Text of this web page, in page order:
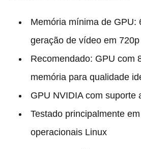
Memória mínima de GPU:
geração de vídeo em 720p
Recomendado: GPU com
memória para qualidade
GPU NVIDIA com suporte
Testado principalmente
operacionais Linux